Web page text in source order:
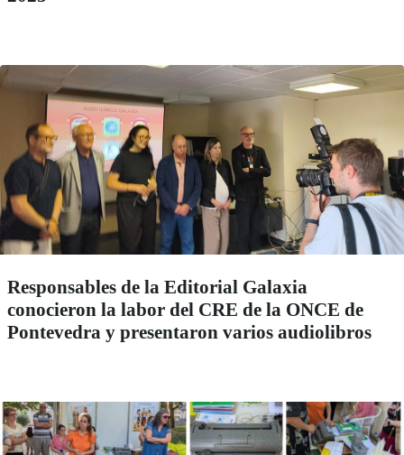
Responsables de la Editorial Galaxia
conocieron la labor del CRE de la ONCE de
Pontevedra y presentaron varios audiolibros